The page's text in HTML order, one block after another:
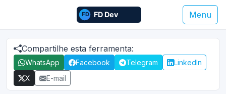
Menu
Compartilhe esta ferramenta:
WhatsApp Facebook Telegram
LinkedIn
X
E-mail